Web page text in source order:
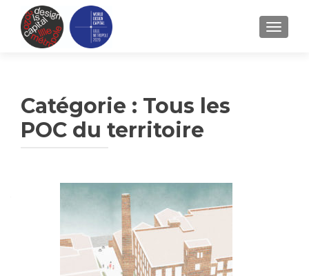
Catégorie : Tous les
POC du territoire
Navigation
articles